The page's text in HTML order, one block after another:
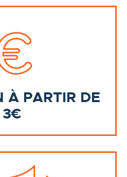
À PARTIR DE
3€